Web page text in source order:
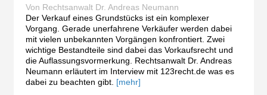
Von Rechtsanwalt Dr. Andreas Neumann
Der Verkauf eines Grundstücks ist ein komplexer
Vorgang. Gerade unerfahrene Verkäufer werden dabei
mit vielen unbekannten Vorgängen konfrontiert. Zwei
wichtige Bestandteile sind dabei das Vorkaufsrecht und
die Auflassungsvormerkung. Rechtsanwalt Dr. Andreas
Neumann erläutert im Interview mit 123recht.de was es
dabei zu beachten gibt. [mehr]